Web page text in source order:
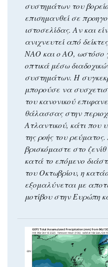
συστημάτων του
επισημανθεί σε
ιστοσελίδας. Αν και
ανιχνευτεί από
ΝΑΟ και ο ΑΟ, ωστόσο
οπτικά μέσω
συστημάτων. Η
μπορούσε να
του κανονικού
θάλασσας στην
Ατλαντικού, κάτι που
της ροής του ρεύματος.
βρισκόμαστε στο
κατά το επόμενο
του Οκτωβρίου, η
εξομαλύνεται με
μοτίβου στην Ευρώπη